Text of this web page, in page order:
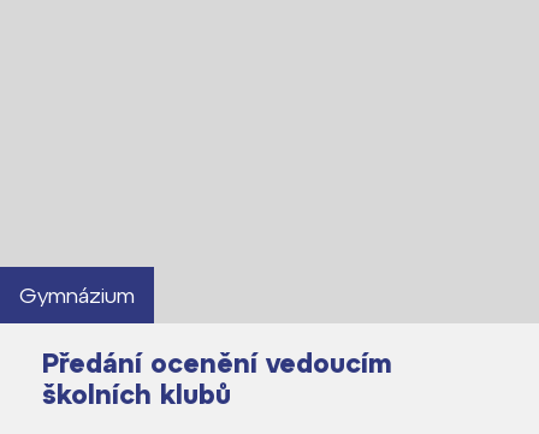
Gymnázium
Předání ocenění vedoucím
školních klubů